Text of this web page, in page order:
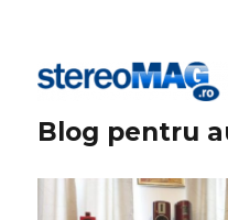
Blog pentru